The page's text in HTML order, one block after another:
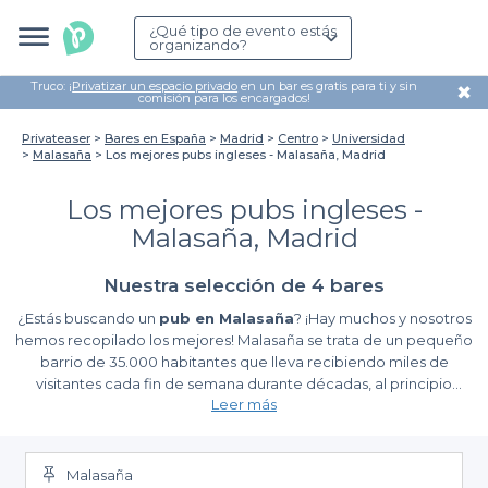
¿Qué tipo de evento estás
organizando?
Truco: ¡Privatizar un espacio privado en un bar es gratis para ti y sin
comisión para los encargados! ✖
Privateaser Bares en España Madrid Centro
Universidad
Malasaña
Los mejores pubs ingleses - Malasaña, Madrid
Los mejores pubs ingleses -
Malasaña, Madrid
Nuestra selección de 4 bares
¿Estás buscando un pub en Malasaña? ¡Hay muchos y nosotros
hemos recopilado los mejores! Malasaña se trata de un pequeño
barrio de 35.000 habitantes que lleva recibiendo miles de
visitantes cada fin de semana durante décadas, al principio
atraídos por La Movida y actualmente por haberse convertido
de Malasaña la oferta de bares y pubs es muy amplia y variada.
Existen pubs de todo tipo y para todo tipo de gustos: en algunos
Leer más
Malasaña